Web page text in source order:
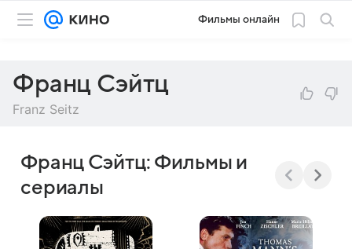
Фильмы онлайн
Франц Сэйтц
Franz Seitz
Франц Сэйтц: Фильмы и
сериалы